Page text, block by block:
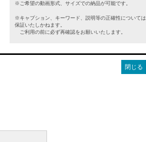
※ご希望の動画形式、サイズでの納品が可能です。
※キャプション、キーワード、説明等の正確性については
保証いたしかねます。
ご利用の前に必ず再確認をお願いいたします。
閉じる